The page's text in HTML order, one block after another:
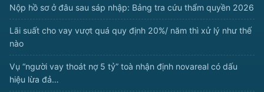
Nộp hồ sơ ở đâu sau sáp nhập: Bảng tra cứu thẩm quyền 2026
Lãi suất cho vay vượt quá quy định 20%/ năm thì xử lý như thế
nào
Vụ “người vay thoát nợ 5 tỷ” toà nhận định novareal có dấu
hiệu lừa đả…